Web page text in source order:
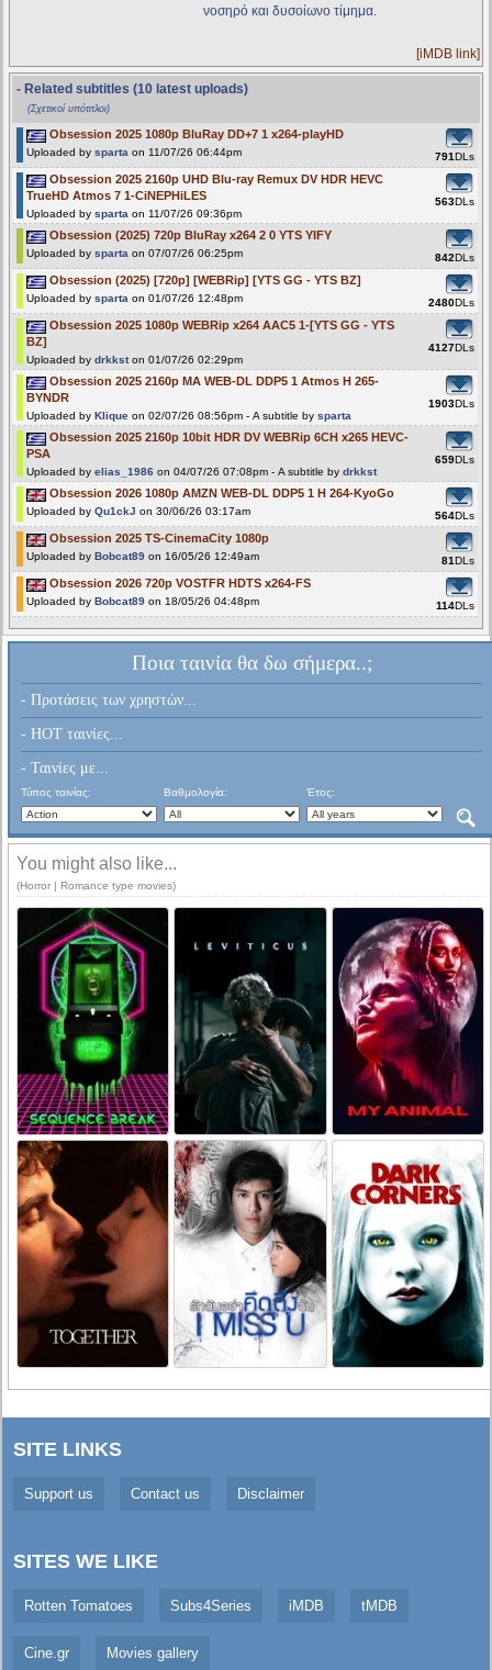
νοσηρό και δυσοίωνο τίμημα.
[iMDB link]
- Related subtitles (10 latest uploads)
(Σχετικοί υπότιτλοι)
Obsession 2025 1080p BluRay DD+7 1 x264-playHD
Uploaded by sparta on 11/07/26 06:44pm 791DLs
Obsession 2025 2160p UHD Blu-ray Remux DV HDR HEVC
TrueHD Atmos 7 1-CiNEPHiLES
Uploaded by sparta on 11/07/26 09:36pm
563DLs
Obsession (2025) 720p BluRay x264 2 0 YTS YIFY
Uploaded by sparta on 07/07/26 06:25pm 842DLs
Obsession (2025) [720p] [WEBRip] [YTS GG - YTS BZ]
Uploaded by sparta on 01/07/26 12:48pm 2480DLs
Obsession 2025 1080p WEBRip x264 AAC5 1-[YTS GG - YTS
BZ]
Uploaded by drkkston 01/07/26 02:29pm
4127DLs
Obsession 2025 2160p MA WEB-DL DDP5 1 Atmos H 265-
BYNDR
Uploaded by Klique on 02/07/26 08:56pm - A subtitle by sparta
1903DLs
Obsession 2025 2160p 10bit HDR DV WEBRip 6CH x265 HEVC-
PSA
Uploaded by elias_1986 on 04/07/26 07:08pm - A subtitle by drkkst
659DLs
Obsession 2026 1080p AMZN WEB-DL DDP5 1 H 264-KyoGo
Uploaded by Qu1ckJ on 30/06/26 03:17am 564DLs
Obsession 2025 TS-CinemaCity 1080p
Uploaded by Bobcat89 on 16/05/26 12:49am 81DLs
Obsession 2026 720p VOSTFR HDTS x264-FS
Uploaded by Bobcat89 on 18/05/26 04:48pm 114DLs
Ποια ταινία θα δω σήμερα..;
- Προτάσεις των χρηστών...
- HOT ταινίες...
- Ταινίες με...
Τύπος ταινίας: Βαθμολογία: Έτος:
You might also like...
(Horror | Romance type movies)
SITE LINKS
Support us Contact us Disclaimer
SITES WE LIKE
Rotten Tomatoes Subs4Series iMDB tMDB
Cine.gr Movies gallery